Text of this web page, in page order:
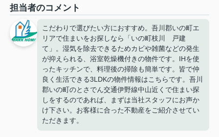
担当者のコメント
こだわりで選びたい方におすすめ。吾川郡いの町エ
リアで住まいをお探しなら「いの町枝川 戸建
て」。湿気を除去できるためカビや雑菌などの発生
が抑えられる、浴室乾燥機付きの物件です。IHを使
ったキッチンで、料理後の掃除も簡単です。皆で仲
良く生活できる3LDKの物件情報はこちらです。吾川
郡いの町のとさでん交通伊野線中山近くで住まい探
しをするのであれば、まずは当社スタッフにお声か
け下さい。お客様に合った不動産をご紹介させてい
ただきます。